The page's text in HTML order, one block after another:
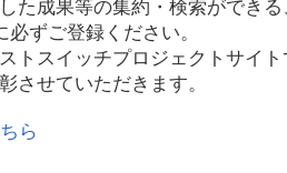
た成果等の集約・検索ができる
必ずご登録ください。
トスイッチプロジェクトサイト
させていただきます。
ら